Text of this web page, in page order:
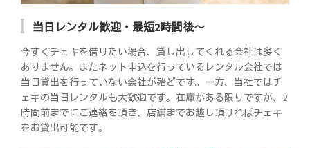
当日レンタル歓迎・最短2時間後～
今すぐチェキを借りたい場合、貸し出してくれる会社は多く
ありません。またネット申込を行っているレンタル会社では
当日貸出を行っていない会社が殆どです。一方、当社ではチ
ェキの当日レンタルも大歓迎です。在庫がある限りですが、2
時間前までにご連絡を頂き、店舗までお越し頂ければチェキ
をお貸出可能です。